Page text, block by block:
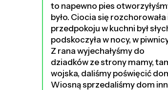
to napewno pies
było. Ciocia się
przedpokoju w kuchni był
podskoczyła w nocy, w
Z rana wyjechałyśmy do
dziadków ze strony mamy,
wojska, daliśmy poświęcić
Wiosną sprzedaliśmy dom